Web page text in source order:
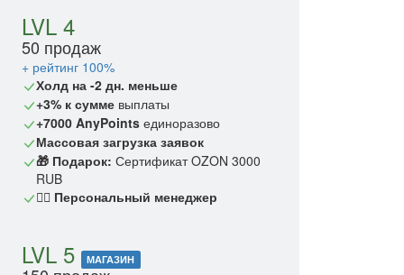
LVL 4
50 продаж
+ рейтинг 100%
Холд на -2 дн. меньше
+3% к сумме выплаты
+7000 AnyPoints единоразово
Массовая загрузка заявок
🎁 Подарок: Сертификат OZON 3000
RUB
🙎‍♂️ Персональный менеджер
LVL 5 МАГАЗИН